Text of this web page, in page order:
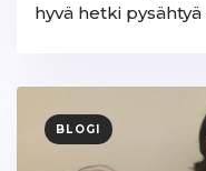
hyvä hetki
BLOGI